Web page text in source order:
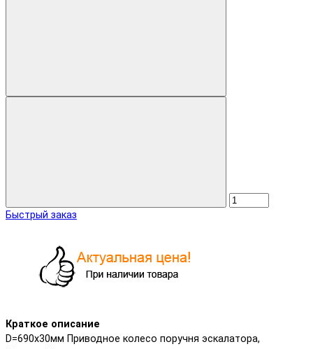
Быстрый заказ
Краткое описание
D=690x30мм Приводное колесо поручня эскалатора,